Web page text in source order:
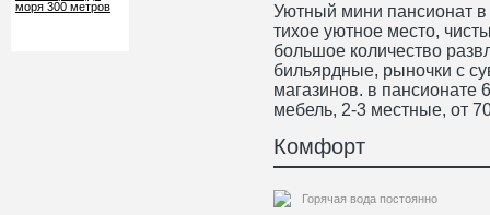
Уютный мини пансионат
тихое уютное место,
большое количество
бильярдные, рыночки с
магазинов. в пансионате
мебель, 2-3 местные, от
Комфорт
Горячая вода постоянно